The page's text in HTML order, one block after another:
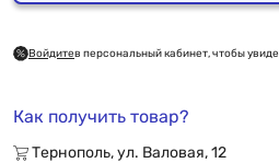
Войдитев персональный кабинет, чтобы
Как получить товар?
Тернополь, ул. Валовая, 12